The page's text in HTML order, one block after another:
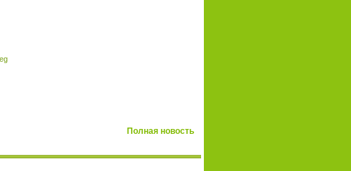
Полная новость